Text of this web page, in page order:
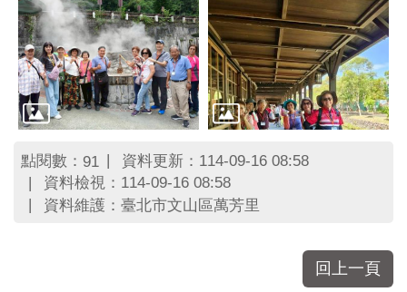
點閱數： 91
資料更新：114-09-16 08:58
資料檢視：114-09-16 08:58
資料維護：臺北市文山區萬芳里
回上一頁